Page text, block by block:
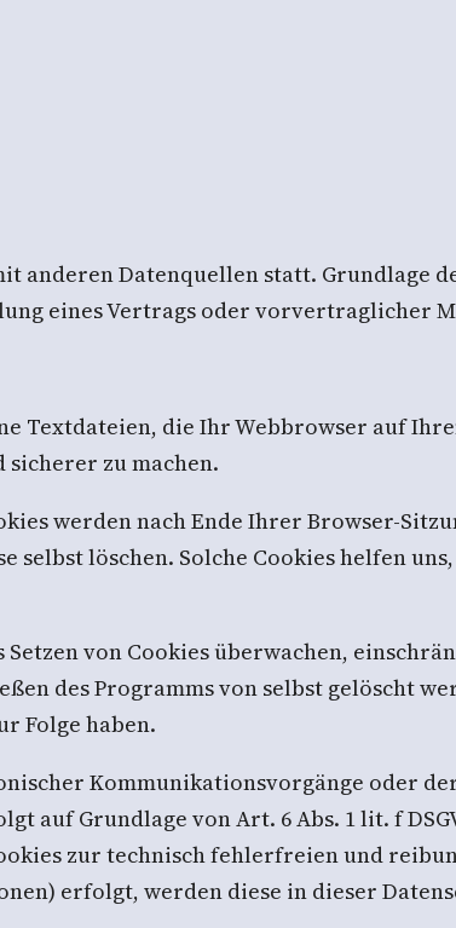
anderen Datenquellen statt. Grundlage
eines Vertrags oder vorvertraglicher
Textdateien, die Ihr Webbrowser auf
zu machen.
werden nach Ende Ihrer Browser-
selbst löschen. Solche Cookies helfen
von Cookies überwachen,
des Programms von selbst gelöscht
Folge haben.
Kommunikationsvorgänge oder
auf Grundlage von Art. 6 Abs. 1 lit. f
zur technisch fehlerfreien und
erfolgt, werden diese in dieser